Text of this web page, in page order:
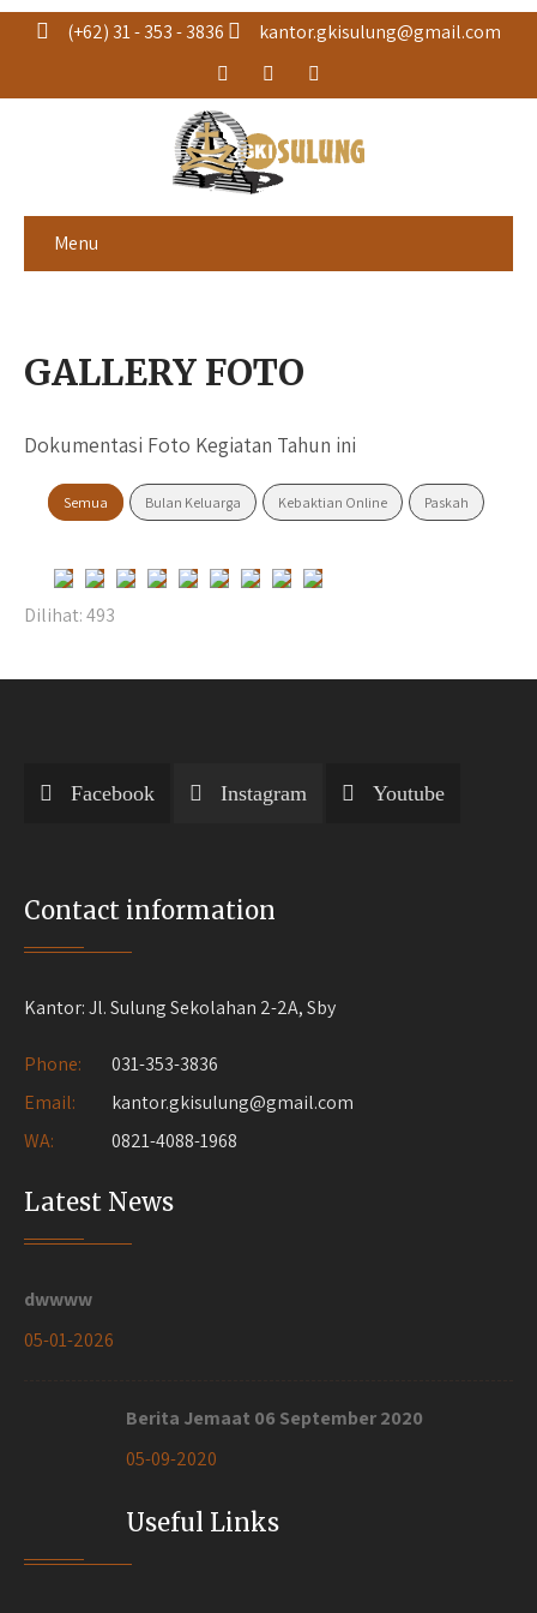
(+62) 31 - 353 - 3836 kantor.gkisulung@gmail.com
Menu
GALLERY FOTO
Dokumentasi Foto Kegiatan Tahun ini
Semua Bulan Keluarga Kebaktian Online Paskah
Dilihat:493
Facebook Instagram Youtube
Contact information
Kantor: Jl. Sulung Sekolahan 2-2A, Sby
Phone:
031-353-3836
Email:
kantor.gkisulung@gmail.com
WA:
0821-4088-1968
Latest News
dwwww
05-01-2026
Berita Jemaat 06 September 2020
05-09-2020
Useful Links